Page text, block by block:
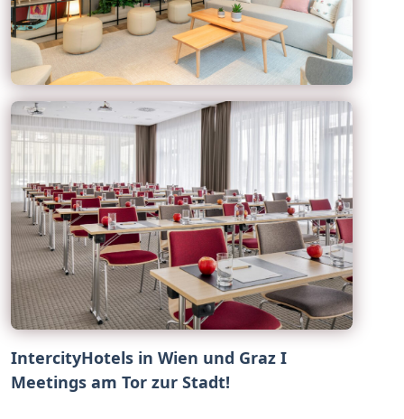
IntercityHotels in Wien und Graz I
Meetings am Tor zur Stadt!